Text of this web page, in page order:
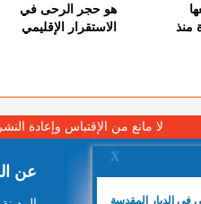
منذ
هو حجر الرحى في
الاستقرار الإقليمي
X
في الديار المقدسة
لا مانع من الإقتباس وإعادة
عن